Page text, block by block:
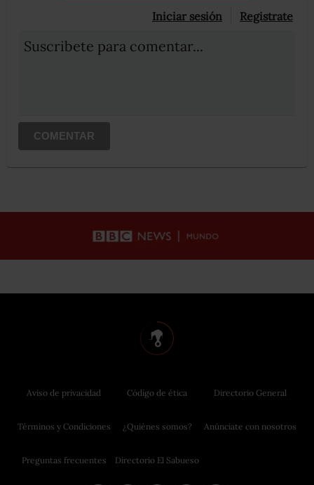
Iniciar sesión Registrate
Suscribete para comentar...
COMENTAR
Aviso de privacidad
Términos y Condiciones
Preguntas frecuentes
Código de ética
¿Quiénes somos?
Directorio El Sabueso
Directorio General
Anúnciate con nosotros